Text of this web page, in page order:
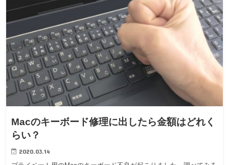
Macのキーボード修理に出したら金額はどれく
らい？
2020.03.14